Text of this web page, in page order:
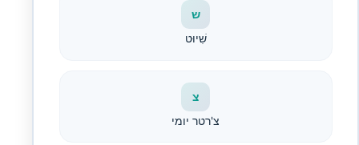
ש
שִׁיוּט
צ
צ'רטר יומי